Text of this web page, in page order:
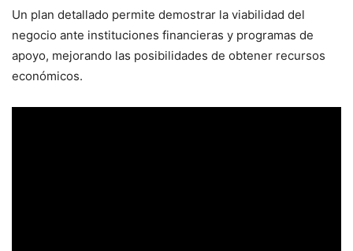
Un plan detallado permite demostrar la viabilidad del
negocio ante instituciones financieras y programas de
apoyo, mejorando las posibilidades de obtener recursos
económicos.